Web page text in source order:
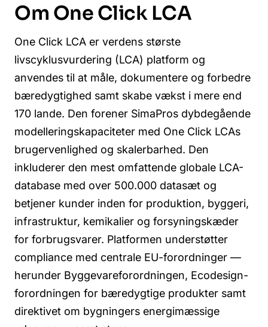
Om One Click LCA
One Click LCA er verdens største
livscyklusvurdering (LCA) platform og
anvendes til at måle, dokumentere og forbedre
bæredygtighed samt skabe vækst i mere end
170 lande. Den forener SimaPros dybdegående
modelleringskapaciteter med One Click LCAs
brugervenlighed og skalerbarhed. Den
inkluderer den mest omfattende globale LCA-
database med over 500.000 datasæt og
betjener kunder inden for produktion, byggeri,
infrastruktur, kemikalier og forsyningskæder
for forbrugsvarer. Platformen understøtter
compliance med centrale EU-forordninger —
herunder Byggevareforordningen, Ecodesign-
forordningen for bæredygtige produkter samt
direktivet om bygningers energimæssige